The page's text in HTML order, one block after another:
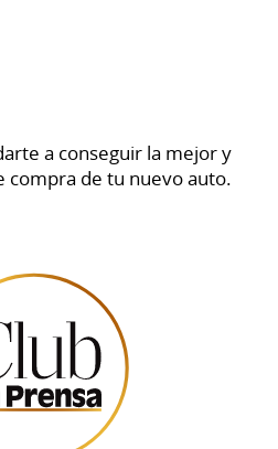
a conseguir la mejor y
compra de tu nuevo auto.